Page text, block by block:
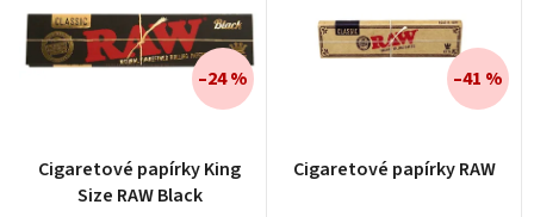
n
Cigaretové papírky King
Size RAW Black
–24 %
Cigaretové papírky RAW
hodnocení
–41 %